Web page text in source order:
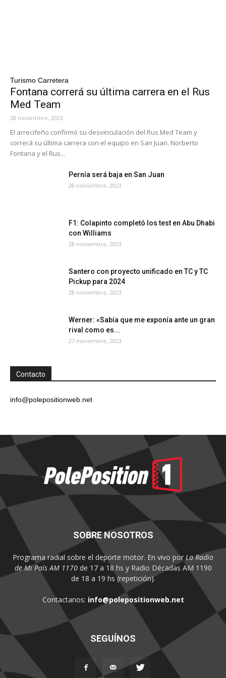
Turismo Carretera
Fontana correrá su última carrera en el Rus
Med Team
28 noviembre, 2023
El arrecifeño confirmó su desvinculación del Rus Med Team y
correrá su última carrera con el equipo en San Juan. Norberto
Fontana y el Rus...
Pernía será baja en San Juan
28 noviembre, 2023
F1: Colapinto completó los test en Abu Dhabi
con Williams
28 noviembre, 2023
Santero con proyecto unificado en TC y TC
Pickup para 2024
28 noviembre, 2023
Werner: «Sabía que me exponía ante un gran
rival como es...
27 noviembre, 2023
Contacto
info@polepositionweb.net
SOBRE NOSOTROS
Programa radial sobre el deporte motor. En vivo por La Radio
de Mi País AM 1170de 17 a 18 hs y Radio Décadas AM 1190
de 18 a 19 hs (repetición).
Contactanos: info@polepositionweb.net
SEGUÍNOS